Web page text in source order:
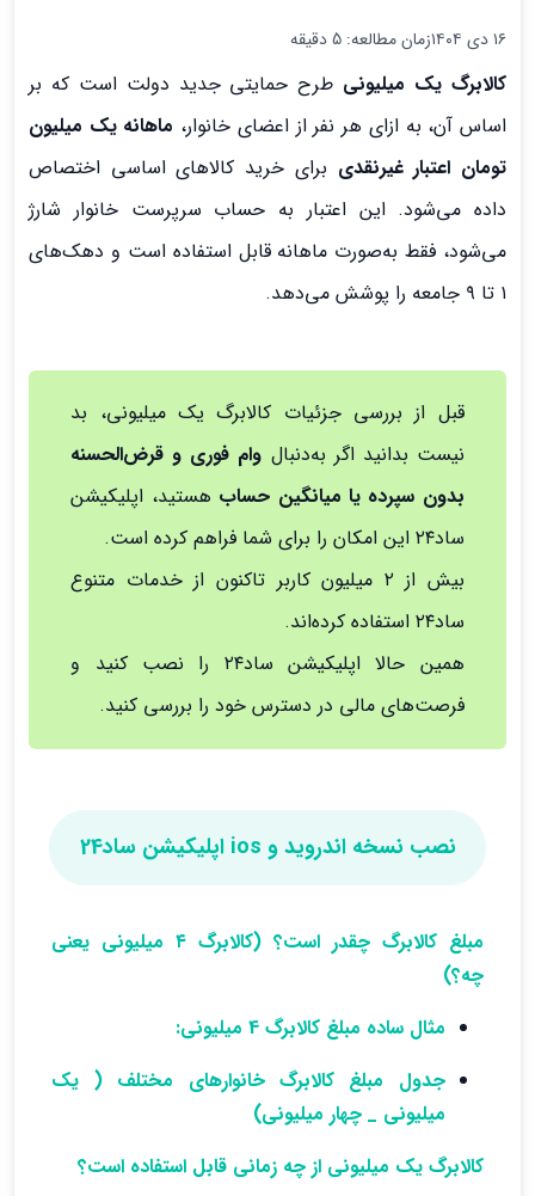
۱۶ دی ۱۴۰۴ زمان مطالعه: 5 دقیقه
کالابرگ یک میلیونی طرح حمایتی جدید دولت است که بر
اساس آن، به ازای هر نفر از اعضای خانوار، ماهانه یک میلیون
تومان اعتبار غیرنقدی برای خرید کالاهای اساسی اختصاص
داده می‌شود. این اعتبار به حساب سرپرست خانوار شارژ
می‌شود، فقط به‌صورت ماهانه قابل استفاده است و دهک‌های
۱ تا ۹ جامعه را پوشش می‌دهد.
قبل از بررسی جزئیات کالابرگ یک میلیونی، بد
نیست بدانید اگر به‌دنبال وام فوری و قرض‌الحسنه
بدون سپرده یا میانگین حساب هستید، اپلیکیشن
ساد۲۴ این امکان را برای شما فراهم کرده است.
بیش از ۲ میلیون کاربر تاکنون از خدمات متنوع
ساد۲۴ استفاده کرده‌اند.
همین حالا اپلیکیشن ساد۲۴ را نصب کنید و
فرصت‌های مالی در دسترس خود را بررسی کنید.
نصب نسخه اندروید و ios اپلیکیشن ساد24
مبلغ کالابرگ چقدر است؟ (کالابرگ ۴ میلیونی یعنی
چه؟)
مثال ساده مبلغ کالابرگ 4 میلیونی:
جدول مبلغ کالابرگ خانوارهای مختلف ( یک
میلیونی _ چهار میلیونی)
کالابرگ یک میلیونی از چه زمانی قابل استفاده است؟